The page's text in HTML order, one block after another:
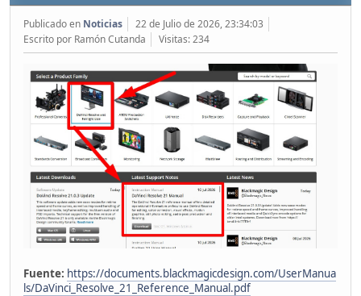
Publicado en Noticias
22 de Julio de 2026, 23:34:03
Escrito por Ramón Cutanda
Visitas: 234
Fuente: https://documents.blackmagicdesign.com/UserManua
ls/DaVinci_Resolve_21_Reference_Manual.pdf